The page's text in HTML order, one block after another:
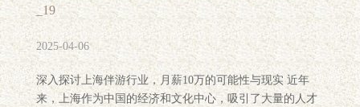
_19
2025-04-06
深入探讨上海伴游行业，月薪10万的可能性与现实 近年
来，上海作为中国的经济和文化中心，吸引了大量的人才